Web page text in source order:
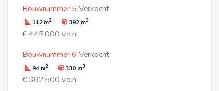
Bouwnummer 5 Verkocht
112 m2 392 m3
€ 445.000 v.o.n.
Bouwnummer 6 Verkocht
94 m2 330 m3
€ 382.500 v.o.n.